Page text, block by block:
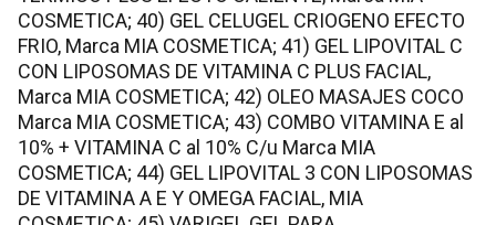
COSMETICA; 40) GEL CELUGEL CRIOGENO EFECTO
FRIO, Marca MIA COSMETICA; 41) GEL LIPOVITAL C
CON LIPOSOMAS DE VITAMINA C PLUS FACIAL,
Marca MIA COSMETICA; 42) OLEO MASAJES COCO
Marca MIA COSMETICA; 43) COMBO VITAMINA E al
10% + VITAMINA C al 10% C/u Marca MIA
COSMETICA; 44) GEL LIPOVITAL 3 CON LIPOSOMAS
DE VITAMINA A E Y OMEGA FACIAL, MIA